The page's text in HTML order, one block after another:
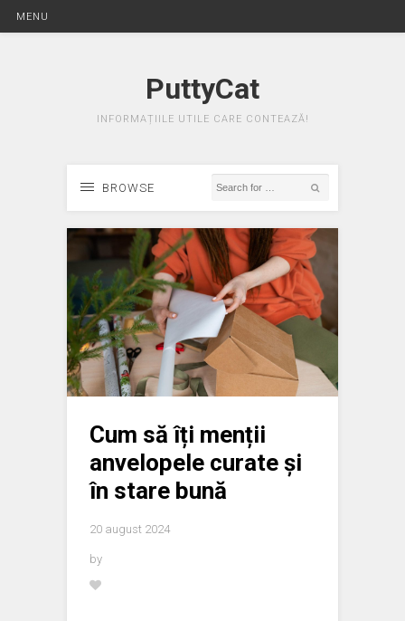
MENU
PuttyCat
INFORMAȚIILE UTILE CARE CONTEAZĂ!
BROWSE
Cum să îți menții
anvelopele curate și
în stare bună
20 august 2024
by